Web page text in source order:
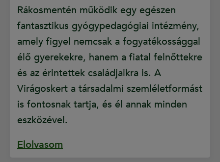
Rákosmentén működik egy egészen
fantasztikus gyógypedagógiai intézmény,
amely figyel nemcsak a fogyatékossággal
élő gyerekekre, hanem a fiatal felnőttekre
és az érintettek családjaikra is. A
Virágoskert a társadalmi szemléletformást
is fontosnak tartja, és él annak minden
eszközével.
Elolvasom